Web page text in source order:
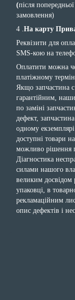
(після
замовлення)
4 . На карту
Реквізити для
SMS-кою на
Оплатити можна
платіжному
Якщо запчастина
гарантійним,
по заміні
дефект,
одному
доступні товари
можливо рішення
Діагностика
силами нашого
великим досвідом
упаковці, в
рекламаційним
опис дефектів і